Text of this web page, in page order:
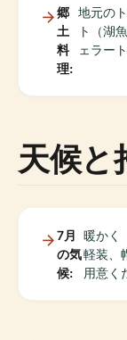
郷
土
料
理:
地元の
ト（湖
ェラー
天候と
7月
の気
候:
暖かく
軽装、
用意く